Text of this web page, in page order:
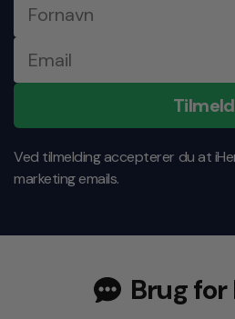
Tilmeld
Ved tilmelding accepterer du at
marketing emails.
Brug